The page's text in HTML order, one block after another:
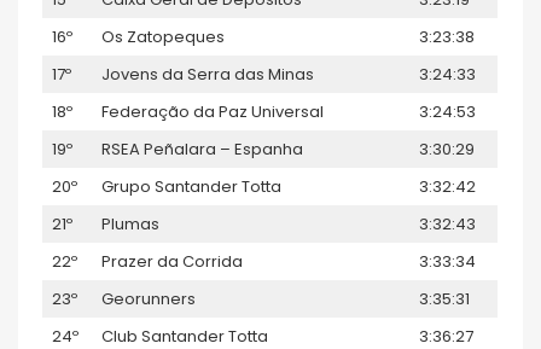
16º
Os Zatopeques
3:23:38
17º
Jovens da Serra das Minas
3:24:33
18º
Federação da Paz Universal
3:24:53
19º
RSEA Peñalara – Espanha
3:30:29
20º
Grupo Santander Totta
3:32:42
21º
Plumas
3:32:43
22º
Prazer da Corrida
3:33:34
23º
Georunners
3:35:31
24º
Club Santander Totta
3:36:27